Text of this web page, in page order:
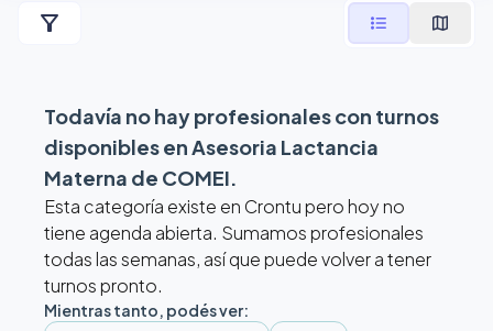
filter_alt format_list_bulleted map
Todavía no hay profesionales con turnos
disponibles enAsesoria Lactancia
Materna de COMEI.
Esta categoría existe en Crontu pero hoy no
tiene agenda abierta. Sumamos profesionales
todas las semanas, así que puede volver a tener
turnos pronto.
Mientras tanto, podés ver: